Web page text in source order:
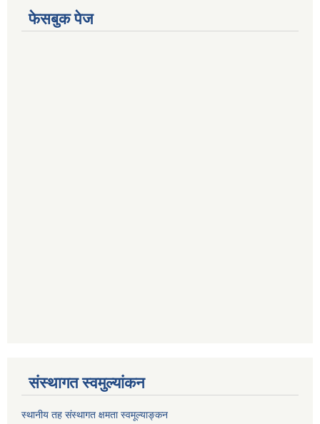
फेसबुक पेज
संस्थागत स्वमुल्यांकन
स्थानीय तह संस्थागत क्षमता स्वमूल्याङ्कन